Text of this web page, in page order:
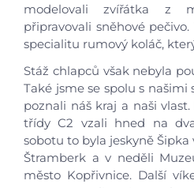
modelovali zvířátka z
připravovali sněhové
specialitu rumový koláč,
Stáž chlapců však nebyla
Také jsme se spolu s našimi
poznali náš kraj a naši
třídy C2 vzali hned na
sobotu to byla jeskyně
Štramberk a v neděli
město Kopřivnice. Další